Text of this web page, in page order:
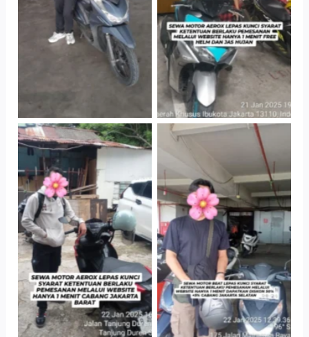
Parkir P6A
Parkir P6A
Cabang Jakarta
Barat
Cityplaza
Jatinegara Gedung
Parkir P6A